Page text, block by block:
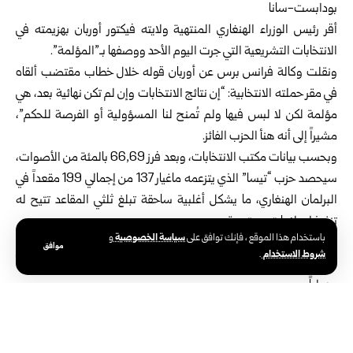
باستخدام هذا الموقع ، فإنك توافق علىسياسة الخصوصيةو
شروط الاستخدام.
موافق
بودابست-سانا
أقر رئيس الوزراء الهنغاري المنتهية ولايته فيكتور أوربان بهزيمته في
الانتخابات التشريعية التي جرت اليوم الأحد ووصفها بـ”المؤلمة”.
ونقلت وكالة فرانس برس عن أوربان قوله خلال خطاب مقتضب ألقاه
في مقر حملته الانتخابية: “إن نتائج الانتخابات وإن لم تكن نهائية بعد، هي
مؤلمة لكن لا لبس فيها ولم تُمنح لنا المسؤولية أو الفرصة للحكم”،
مشيراً إلى أنه هنأ الحزب الفائز.
وبحسب بيانات مكتب الانتخابات، وبعد فرز 66,69 بالمئة من الأصوات،
سيحصد حزب “تيسا” الذي يتزعمه ماغيار 137 من إجمالي 199 مقعداً في
البرلمان الهنغاري، ما يشكل أغلبية ساحقة تبلغ ثلثي المقاعد تتيح له
تنفيذ إصلاحات دستورية.
وبدأ الناخبون في هنغاريا صباح اليوم الأحد، الإدلاء بأصواتهم في
الانتخابات التشريعية، وهي محطة سياسية تحظى بمتابعة واسعة داخلياً
ودولياً.